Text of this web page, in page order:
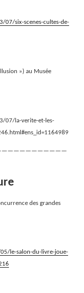
six-scenes-cultes-de-
») au Musée
07/la-verite-et-les-
des grandes
le-salon-du-livre-joue-